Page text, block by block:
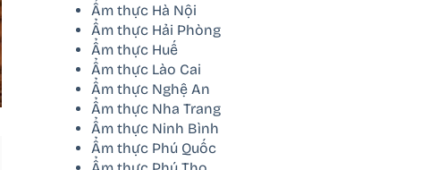
Ẩm thực Hà Nội
Ẩm thực Hải Phòng
Ẩm thực Huế
Ẩm thực Lào Cai
Ẩm thực Nghệ An
Ẩm thực Nha Trang
Ẩm thực Ninh Bình
Ẩm thực Phú Quốc